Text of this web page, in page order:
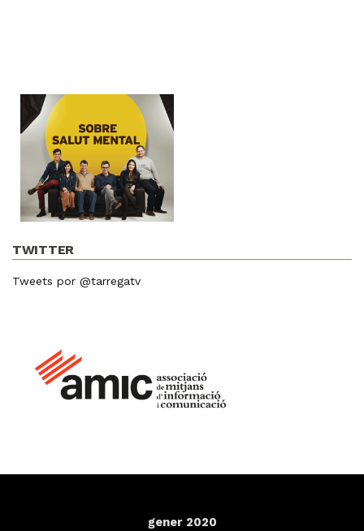
TWITTER
Tweets por @tarregatv
gener 2020